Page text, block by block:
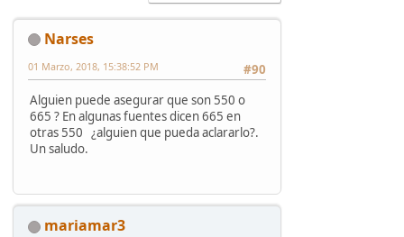
Narses
#90
01 Marzo, 2018, 15:38:52 PM
Alguien puede asegurar que son 550 o
665 ? En algunas fuentes dicen 665 en
otras 550 ¿alguien que pueda aclararlo?.
Un saludo.
mariamar3